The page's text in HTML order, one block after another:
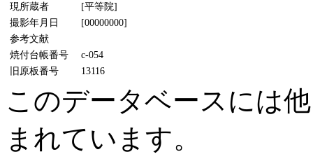
現所蔵者
[平等院]
撮影年月日
[00000000]
参考文献
焼付台帳番号
c-054
旧原板番号
13116
このデータベースには
まれています。